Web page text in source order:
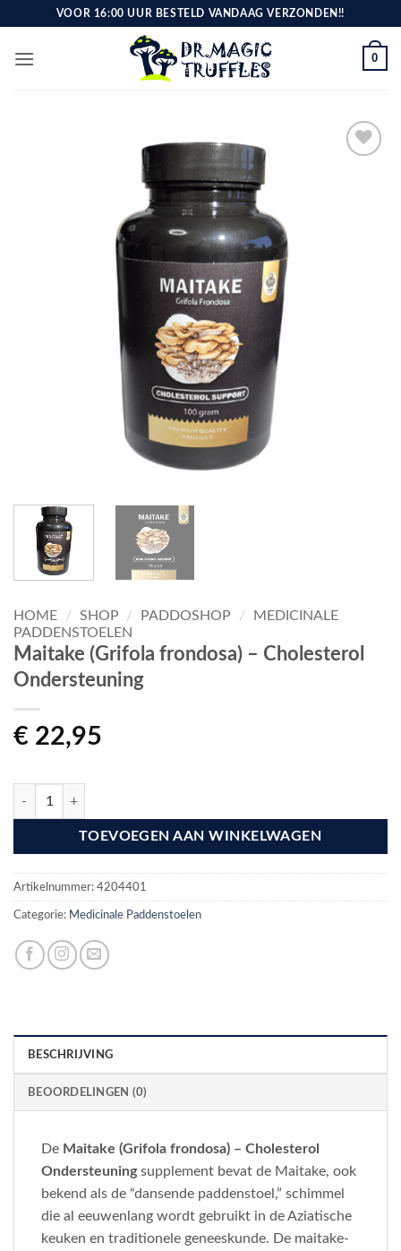
inhoud
VOOR 16:00 UUR BESTELD VANDAAG VERZONDEN!!
0
HOME / SHOP / PADDOSHOP /
MEDICINALE
PADDENSTOELEN
Maitake (Grifola frondosa) – Cholesterol
Ondersteuning
€ 22,95
Maitake (Grifola frondosa) – Cholesterol Ondersteuning aantal
TOEVOEGEN AAN WINKELWAGEN
Artikelnummer: 4204401
Categorie: Medicinale Paddenstoelen
BESCHRIJVING
BEOORDELINGEN (0)
De Maitake (Grifola frondosa) – Cholesterol
Ondersteuningsupplement bevat de Maitake, ook
bekend als de “dansende paddenstoel,” schimmel
die al eeuwenlang wordt gebruikt in de Aziatische
keuken en traditionele geneeskunde. De maitake-